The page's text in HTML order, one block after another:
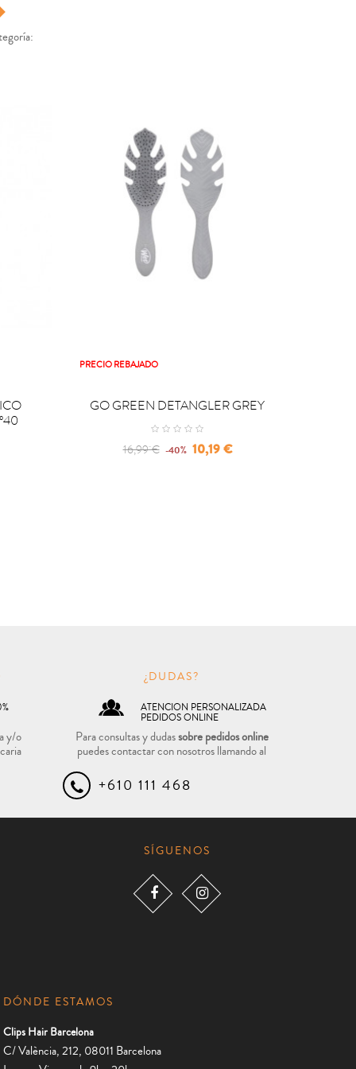
PRECIO REBAJADO

GO GREEN DETANGLER GREY
Regular
16,99 € -40% Precio
10,19 €
y/o
¿DUDAS?
ATENCION PERSONALIZADA
PEDIDOS ONLINE
Para consultas y dudassobre pedidos online
puedes contactar con nosotros llamando al
+610 111 468
SÍGUENOS
DÓNDE ESTAMOS
Clips Hair Barcelona
C/ València, 212, 08011 Barcelona